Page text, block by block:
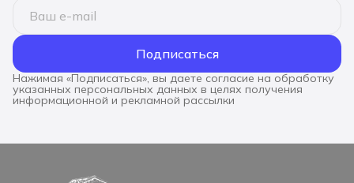
Подписаться
Нажимая «Подписаться», вы даете согласие на обработку
указанных персональных данных в целях получения
информационной и рекламной рассылки